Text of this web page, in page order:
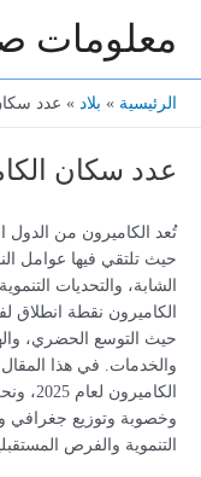
معلومات
الرئيسية بلاد عدد
عدد سكان
تُعد الكاميرون من الدول
حيث تلتقي فيها عوامل
الشابة، والتحديات
الكاميرون نقطة انطلاق
حيث التوسع الحضري،
والخدمات. في هذا
وخصوبة وتوزيع جغرافي
التنموية والفرص